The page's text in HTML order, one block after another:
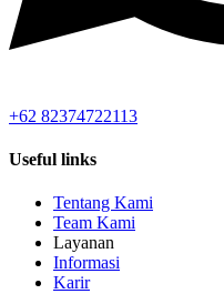
+62 82374722113
Useful links
Tentang Kami
Team Kami
Layanan
Informasi
Karir